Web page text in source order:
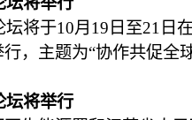
将于10月19日至21日
，主题为“协作共促全
将举行